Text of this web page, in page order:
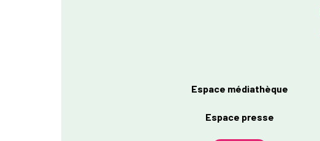
Espace médiathèque
Espace presse